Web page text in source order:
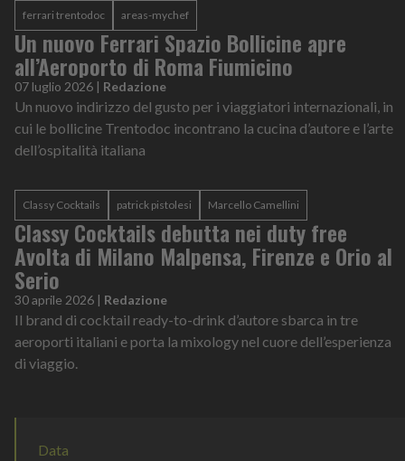
ferrari trentodoc areas-mychef
Un nuovo Ferrari Spazio Bollicine apre
all’Aeroporto di Roma Fiumicino
07 luglio 2026 | Redazione
Un nuovo indirizzo del gusto per i viaggiatori internazionali, in
cui le bollicine Trentodoc incontrano la cucina d’autore e l’arte
dell’ospitalità italiana
Classy Cocktails patrick pistolesi Marcello Camellini
Classy Cocktails debutta nei duty free
Avolta di Milano Malpensa, Firenze e Orio al
Serio
30 aprile 2026 | Redazione
Il brand di cocktail ready-to-drink d’autore sbarca in tre
aeroporti italiani e porta la mixology nel cuore dell’esperienza
di viaggio.
Data